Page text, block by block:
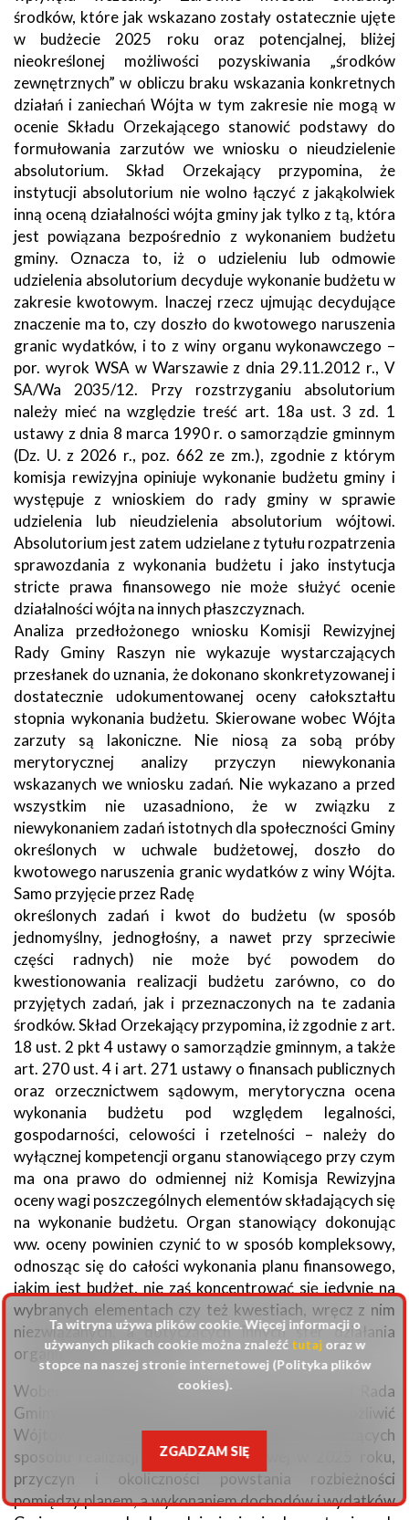
środków, które jak wskazano zostały ostatecznie ujęte
w budżecie 2025 roku oraz potencjalnej, bliżej
nieokreślonej możliwości pozyskiwania „środków
zewnętrznych” w obliczu braku wskazania konkretnych
działań i zaniechań Wójta w tym zakresie nie mogą w
ocenie Składu Orzekającego stanowić podstawy do
formułowania zarzutów we wniosku o nieudzielenie
absolutorium. Skład Orzekający przypomina, że
instytucji absolutorium nie wolno łączyć z jakąkolwiek
inną oceną działalności wójta gminy jak tylko z tą, która
jest powiązana bezpośrednio z wykonaniem budżetu
gminy. Oznacza to, iż o udzieleniu lub odmowie
udzielenia absolutorium decyduje wykonanie budżetu w
zakresie kwotowym. Inaczej rzecz ujmując decydujące
znaczenie ma to, czy doszło do kwotowego naruszenia
granic wydatków, i to z winy organu wykonawczego –
por. wyrok WSA w Warszawie z dnia 29.11.2012 r., V
SA/Wa 2035/12. Przy rozstrzyganiu absolutorium
należy mieć na względzie treść art. 18a ust. 3 zd. 1
ustawy z dnia 8 marca 1990 r. o samorządzie gminnym
(Dz. U. z 2026 r., poz. 662 ze zm.), zgodnie z którym
komisja rewizyjna opiniuje wykonanie budżetu gminy i
występuje z wnioskiem do rady gminy w sprawie
udzielenia lub nieudzielenia absolutorium wójtowi.
Absolutorium jest zatem udzielane z tytułu rozpatrzenia
sprawozdania z wykonania budżetu i jako instytucja
stricte prawa finansowego nie może służyć ocenie
działalności wójta na innych płaszczyznach.
Analiza przedłożonego wniosku Komisji Rewizyjnej
Rady Gminy Raszyn nie wykazuje wystarczających
przesłanek do uznania, że dokonano skonkretyzowanej i
dostatecznie udokumentowanej oceny całokształtu
stopnia wykonania budżetu. Skierowane wobec Wójta
zarzuty są lakoniczne. Nie niosą za sobą próby
merytorycznej analizy przyczyn niewykonania
wskazanych we wniosku zadań. Nie wykazano a przed
wszystkim nie uzasadniono, że w związku z
niewykonaniem zadań istotnych dla społeczności Gminy
określonych w uchwale budżetowej, doszło do
kwotowego naruszenia granic wydatków z winy Wójta.
Samo przyjęcie przez Radę
określonych zadań i kwot do budżetu (w sposób
jednomyślny, jednogłośny, a nawet przy sprzeciwie
części radnych) nie może być powodem do
kwestionowania realizacji budżetu zarówno, co do
przyjętych zadań, jak i przeznaczonych na te zadania
środków. Skład Orzekający przypomina, iż zgodnie z art.
18 ust. 2 pkt 4 ustawy o samorządzie gminnym, a także
art. 270 ust. 4 i art. 271 ustawy o finansach publicznych
oraz orzecznictwem sądowym, merytoryczna ocena
wykonania budżetu pod względem legalności,
gospodarności, celowości i rzetelności – należy do
wyłącznej kompetencji organu stanowiącego przy czym
ma ona prawo do odmiennej niż Komisja Rewizyjna
oceny wagi poszczególnych elementów składających się
na wykonanie budżetu. Organ stanowiący dokonując
ww. oceny powinien czynić to w sposób kompleksowy,
odnosząc się do całości wykonania planu finansowego,
jakim jest budżet, nie zaś koncentrować się jedynie na
wybranych elementach czy też kwestiach, wręcz z nim
niezwiązanych, a dotyczących innych sfer działania
organu wykonawczego.
Wobec powyższego w toku sesji absolutoryjnej Rada
Gminy Raszyn powinna przede wszystkim umożliwić
Wójtowi Gminy Raszyn złożenie wyjaśnień dotyczących
sposobu realizacji uchwały budżetowej w 2025 roku,
przyczyn i okoliczności powstania rozbieżności
pomiędzy planem, a wykonaniem dochodów i wydatków
Ta witryna używa plików cookie. Więcej informacji o
używanych plikach cookie można znaleźć tutajoraz w
stopce na naszej stronie internetowej (Polityka plików
cookies).
ZGADZAM SIĘ